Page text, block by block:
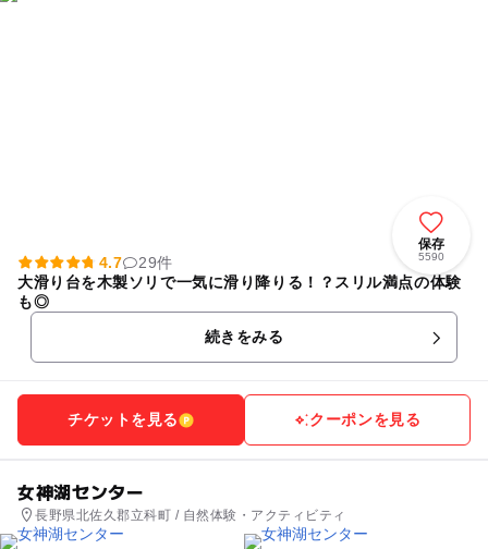
保存
5590
4.7
29件
大滑り台を木製ソリで一気に滑り降りる！？スリル満点の体験
も◎
続きをみる
チケットを見る クーポンを見る
女神湖センター
長野県北佐久郡立科町 / 自然体験・アクティビティ